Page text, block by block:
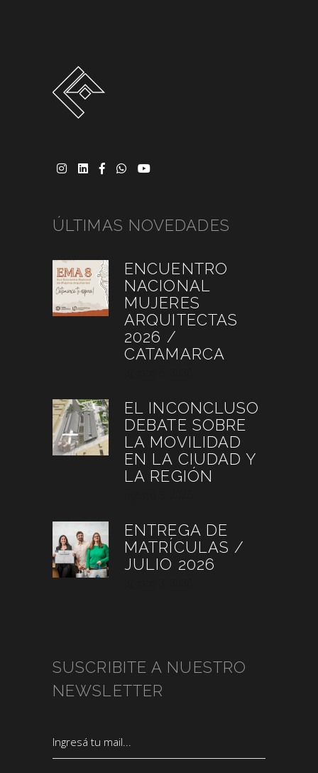
ÚLTIMAS NOVEDADES
ENCUENTRO
NACIONAL
MUJERES
ARQUITECTAS
2026 /
CATAMARCA
EL INCONCLUSO
DEBATE SOBRE
LA MOVILIDAD
EN LA CIUDAD Y
LA REGIÓN
ENTREGA DE
MATRÍCULAS /
JULIO 2026
SUSCRIBITE A NUESTRO
NEWSLETTER